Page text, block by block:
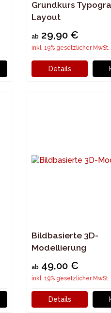
Grundkurs
Layout
ab 29,90 €
inkl. 19% gesetzlicher MwSt.
Details
Bildbasierte 3D-
Modellierung
ab 49,00 €
inkl. 19% gesetzlicher MwSt.
Details